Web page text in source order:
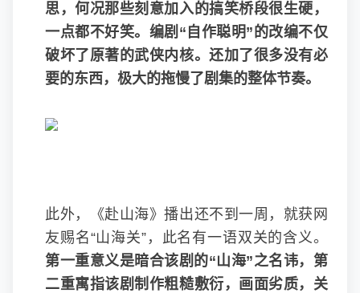
思，何况那些刻意加入的搞笑桥段很生硬，
一点都不好笑。编剧“自作聪明”的改编不仅
破坏了原著的武侠内核。还加了很多没有必
要的东西，极大的拖慢了剧集的整体节奏。
此外，《赴山海》播出还不到一周，就获网
友赐名“山海关”，此名有一语双关的含义。
第一重意义是暗合该剧的“山海”之名讳，第
二重寓指该剧制作粗糙敷衍，画面劣质，关